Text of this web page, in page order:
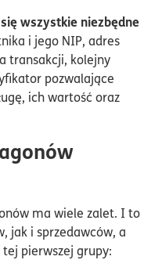
wszystkie niezbędne
i jego NIP, adres
transakcji, kolejny
pozwalające
ich wartość oraz
ma wiele zalet. I to
jak i sprzedawców, a
pierwszej grupy: